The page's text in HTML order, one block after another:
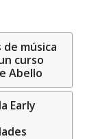
de música
curso
Abello
Early